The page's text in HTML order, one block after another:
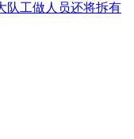
队工做人员还将拆有